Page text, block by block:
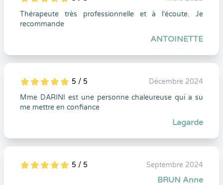
Thérapeute très professionnelle et à l'écoute. Je
recommande
ANTOINETTE
5
1
5
0 5 / 5
Décembre 2024
Mme DARINI est une personne chaleureuse qui a su
me mettre en confiance
Lagarde
5
1
5
0 5 / 5 Septembre 2024
BRUN Anne